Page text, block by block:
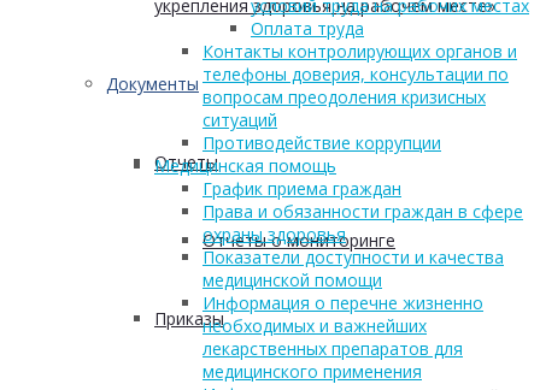
укрепления здоровья на рабочем месте»
Документы
Отчеты
Отчеты о мониторинге
Приказы
условий труда на рабочих местах
Оплата труда
Контакты контролирующих органов и
телефоны доверия, консультации по
вопросам преодоления кризисных
ситуаций
Противодействие коррупции
Медицинская помощь
График приема граждан
Права и обязанности граждан в сфере
охраны здоровья
Показатели доступности и качества
медицинской помощи
Информация о перечне жизненно
необходимых и важнейших
лекарственных препаратов для
медицинского применения